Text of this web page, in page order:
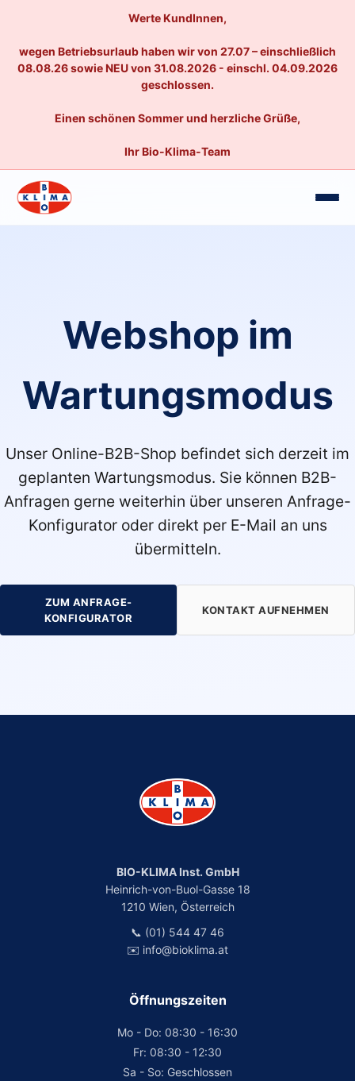
Werte KundInnen,
wegen Betriebsurlaub haben wir von 27.07 – einschließlich
08.08.26 sowie NEU von 31.08.2026 - einschl. 04.09.2026
geschlossen.
Einen schönen Sommer und herzliche Grüße,
Ihr Bio-Klima-Team
Webshop im
Wartungsmodus
Unser Online-B2B-Shop befindet sich derzeit im
geplanten Wartungsmodus. Sie können B2B-
Anfragen gerne weiterhin über unseren Anfrage-
Konfigurator oder direkt per E-Mail an uns
übermitteln.
ZUM ANFRAGE-
KONFIGURATOR
KONTAKT AUFNEHMEN
BIO-KLIMA Inst. GmbH
Heinrich-von-Buol-Gasse 18
1210 Wien, Österreich
📞 (01) 544 47 46
✉️ info@bioklima.at
Öffnungszeiten
Mo - Do: 08:30 - 16:30
Fr: 08:30 - 12:30
Sa - So: Geschlossen